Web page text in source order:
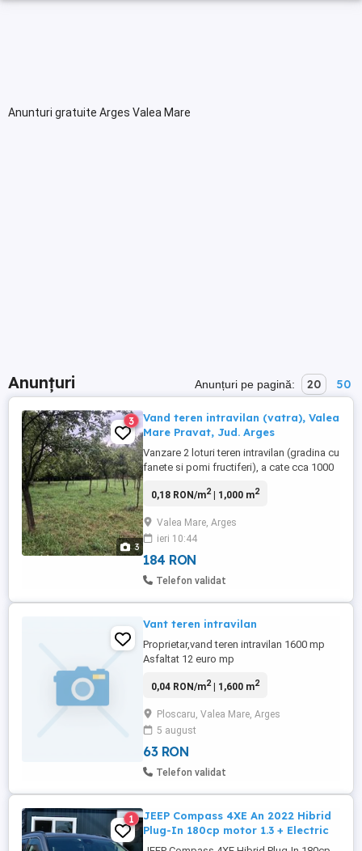
Anunturi gratuite Arges Valea Mare
Anunțuri Anunțuri pe pagină: 20 50
3
3
Vand teren intravilan (vatra), Valea
Mare Pravat, Jud. Arges
Vanzare 2 loturi teren intravilan (gradina cu
fanete si pomi fructiferi), a cate cca 1000
proprietate mai mare (imobil, curte si
deschidere de cca 17 ml, stradal.
Urmeaza sa se efectueze desprinderi de
proprietate. Utilitati ...
0,18 RON/m2| 1,000 m2
Valea Mare, Arges
ieri 10:44
184 RON
Telefon validat
Vant teren intravilan
Proprietar,vand teren intravilan 1600 mp
Asfaltat 12 euro mp
0,04 RON/m2| 1,600 m2
Ploscaru, Valea Mare, Arges
5 august
63 RON
Telefon validat
1
JEEP Compass 4XE An 2022 Hibrid
Plug-In 180cp motor 1.3 + Electric